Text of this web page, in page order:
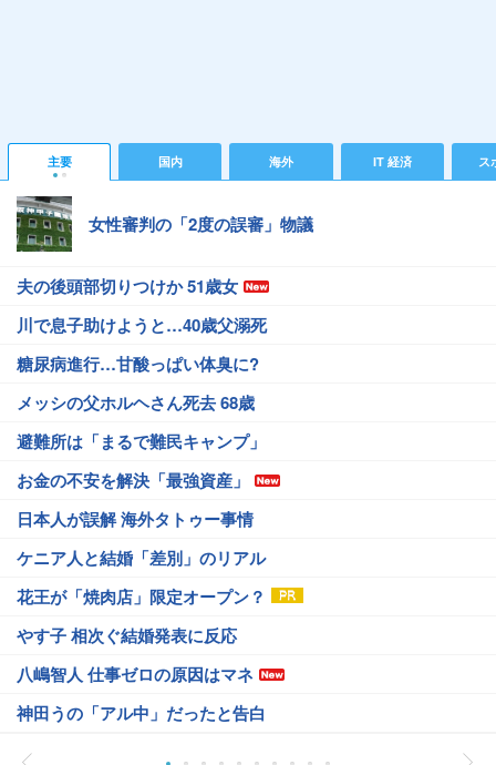
主要 国内 海外 IT 経済 ス
女性審判の「2度の誤審」物議
夫の後頭部切りつけか 51歳女
川で息子助けようと…40歳父溺死
糖尿病進行…甘酸っぱい体臭に?
メッシの父ホルヘさん死去 68歳
避難所は「まるで難民キャンプ」
お金の不安を解決「最強資産」
日本人が誤解 海外タトゥー事情
ケニア人と結婚「差別」のリアル
花王が「焼肉店」限定オープン？
やす子 相次ぐ結婚発表に反応
八嶋智人 仕事ゼロの原因はマネ
神田うの「アル中」だったと告白